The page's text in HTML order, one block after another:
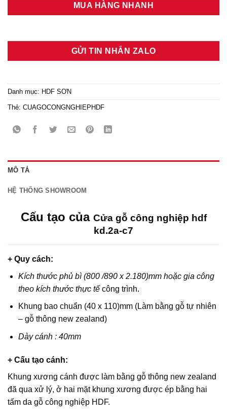
MUA HÀNG NHANH
GỬI TIN NHẮN ZALO
Danh mục: HDF SƠN
Thẻ: CUAGOCONGNGHIEPHDF
MÔ TẢ
HỆ THỐNG SHOWROOM
Cấu tạo của Cửa gỗ công nghiệp hdf
kd.2a-c7
+ Quy cách:
Kích thước phủ bì (800 /890 x 2.180)mm hoặc gia công
theo kích thước thực tế công trình.
Khung bao chuẩn (40 x 110)mm (Làm bằng gỗ tự nhiên
– gỗ thông new zealand)
Dày cánh : 40mm
+ Cấu tạo cánh:
Khung xương cánh được làm bằng gỗ thông new zealand
đã qua xử lý, ở hai mặt khung xương được ép bằng hai
tấm da gỗ công nghiệp HDF.